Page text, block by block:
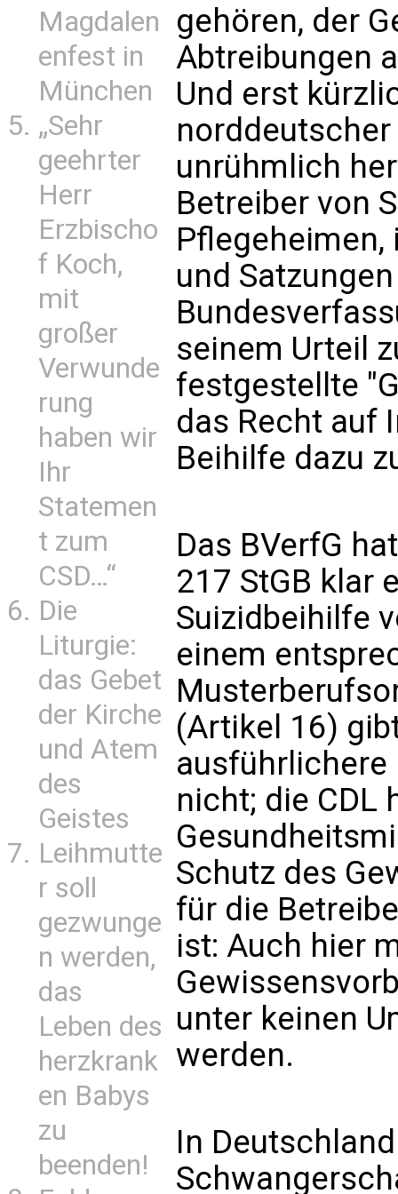
Magdalen
enfest in
München
„Sehr
geehrter
Herr
Erzbischo
f Koch,
mit
großer
Verwunde
rung
haben wir
Ihr
Statemen
t zum
CSD…“
Die
Liturgie:
das Gebet
der Kirche
und Atem
des
Geistes
Leihmutte
r soll
gezwunge
n werden,
das
Leben des
herzkrank
en Babys
zu
beenden!
gehören, der
Abtreibungen
Und erst
unrühmlich
Betreiber von
und
seinem Urteil
festgestellte
das Recht auf
Beihilfe dazu
Das BVerfG
217 StGB klar
Suizidbeihilfe
einem
(Artikel 16)
ausführlichere
nicht; die CDL
Schutz des
für die
ist: Auch hier
unter keinen
werden.
In